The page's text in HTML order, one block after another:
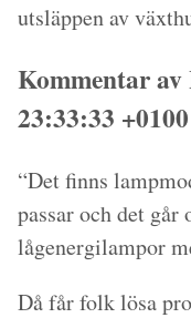
utsläppen av
Kommentar av
23:33:33 +0100
“Det finns
passar och det går
lågenergilampor
Då får folk lösa